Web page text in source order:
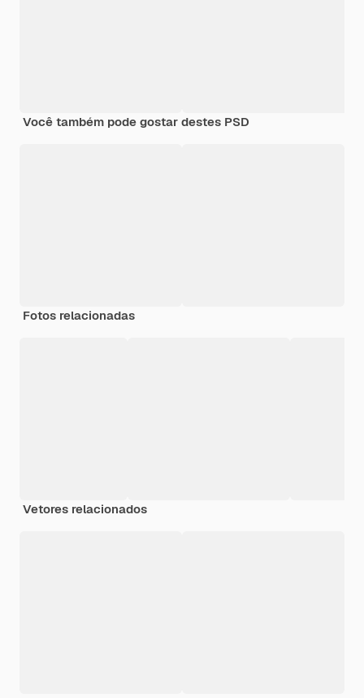
Você também pode gostar destes PSD
Fotos relacionadas
Vetores relacionados